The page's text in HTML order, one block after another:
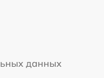
данных